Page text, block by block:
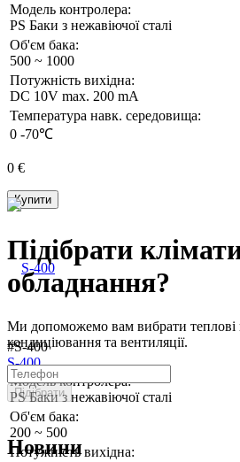
Модель контролера:
PS Баки з нежавіючої сталі
Об'єм бака:
500 ~ 1000
Потужність вихідна:
DC 10V max. 200 mA
Температура навк. середовища:
0 -70℃
0 €
Купити
#S-400
S-400
Модель контролера:
PS Баки з нежавіючої сталі
Об'єм бака:
200 ~ 500
Потужність вихідна:
Підібрати
обладнання?
Ми допоможемо вам вибрати теплові
кондиціювання та вентиляції.
Підібрати
Новини